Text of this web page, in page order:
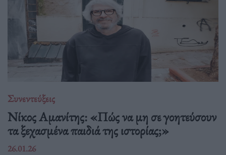
Συνεντεύξεις
Νίκος Αμανίτης: «Πώς να μη σε γοητεύσουν
τα ξεχασμένα παιδιά της ιστορίας;»
26.01.26